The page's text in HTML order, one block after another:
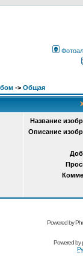
-> Общая
Название
Описание
Powered by
Powered by